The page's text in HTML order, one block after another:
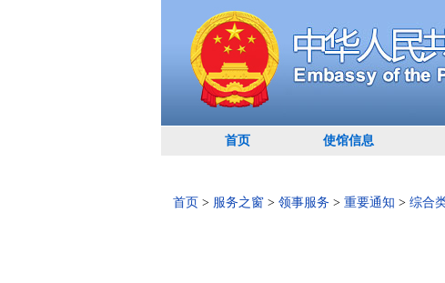
首页 使馆信息
首页 > 服务之窗 > 领事服务 > 重要通知 > 综合